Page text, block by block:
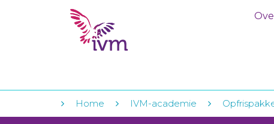
Home IVM-academie